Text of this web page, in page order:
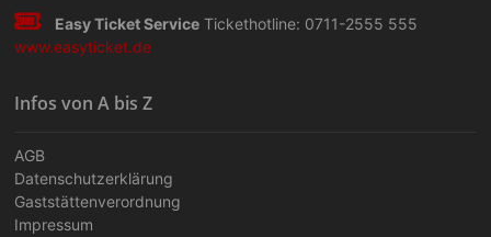
Easy Ticket ServiceTickethotline: 0711-2555 555
www.easyticket.de
Infos von A bis Z
AGB
Datenschutzerklärung
Gaststättenverordnung
Impressum